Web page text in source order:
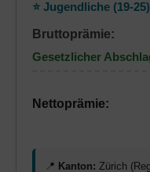
⭐ Jugendliche (19-25)
Bruttoprämie:
Gesetzlicher
Nettoprämie:
📍 Kanton: Zürich